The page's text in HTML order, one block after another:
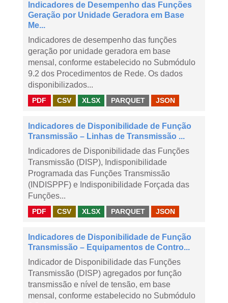
Indicadores de Desempenho das Funções
Geração por Unidade Geradora em Base
Me...
Indicadores de desempenho das funções
geração por unidade geradora em base
mensal, conforme estabelecido no Submódulo
9.2 dos Procedimentos de Rede. Os dados
disponibilizados...
PDF CSV XLSX PARQUET JSON
Indicadores de Disponibilidade de Função
Transmissão – Linhas de Transmissão ...
Indicadores de Disponibilidade das Funções
Transmissão (DISP), Indisponibilidade
Programada das Funções Transmissão
(INDISPPF) e Indisponibilidade Forçada das
Funções...
PDF CSV XLSX PARQUET JSON
Indicadores de Disponibilidade de Função
Transmissão – Equipamentos de Contro...
Indicador de Disponibilidade das Funções
Transmissão (DISP) agregados por função
transmissão e nível de tensão, em base
mensal, conforme estabelecido no Submódulo